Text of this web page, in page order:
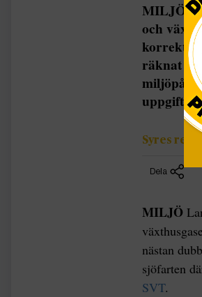
MILJÖ
och
korrekta
räknat
Syres
Dela
MILJÖ
nästan
sjöfarten
SVT.